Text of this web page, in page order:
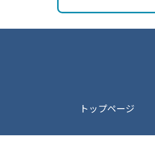
トップページ